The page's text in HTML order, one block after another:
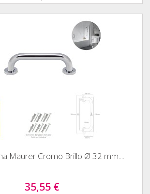
Maurer Cromo Brillo Ø 32 mm....
35,55 €